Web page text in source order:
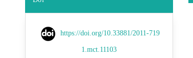
https://doi.org/10.33881/2011-719
1.mct.11103